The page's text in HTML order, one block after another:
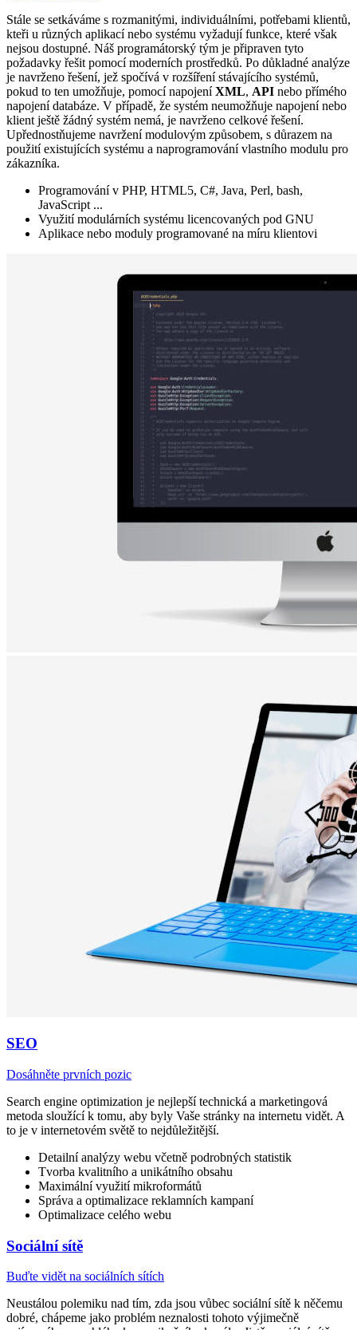
Stále se setkáváme s rozmanitými, individuálními, potřebami klientů,
kteři u různých aplikací nebo systému vyžadují funkce, které však
nejsou dostupné. Náš programátorský tým je připraven tyto
požadavky řešit pomocí moderních prostředků. Po důkladné analýze
je navrženo řešení, jež spočívá v rozšíření stávajícího systémů,
pokud to ten umožňuje, pomocí napojeníXML, API nebo přímého
napojení databáze. V případě, že systém neumožňuje napojení nebo
klient ještě žádný systém nemá, je navrženo celkové řešení.
Upřednostňujeme navržení modulovým způsobem, s důrazem na
použití existujících systému a naprogramování vlastního modulu pro
zákazníka.
Programování v PHP, HTML5, C#, Java, Perl, bash,
JavaScript ...
Využití modulárních systému licencovaných pod GNU
Aplikace nebo moduly programované na míru klientovi
SEO
Dosáhněte prvních pozic
Search engine optimization je nejlepší technická a marketingová
metoda sloužící k tomu, aby byly Vaše stránky na internetu vidět. A
to je v internetovém světě to nejdůležitější.
Detailní analýzy webu včetně podrobných statistik
Tvorba kvalitního a unikátního obsahu
Maximální využití mikroformátů
Správa a optimalizace reklamních kampaní
Optimalizace celého webu
Sociální sítě
Buďte vidět na sociálních sítích
Neustálou polemiku nad tím, zda jsou vůbec sociální sítě k něčemu
dobré, chápeme jako problém neznalosti tohoto výjimečně